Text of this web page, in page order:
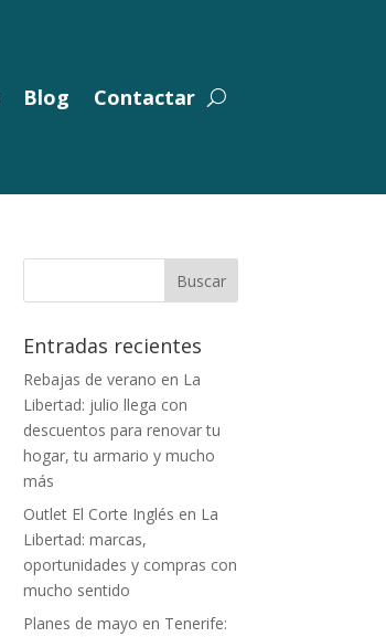
Blog Contactar
Entradas recientes
Rebajas de verano en La
Libertad: julio llega con
descuentos para renovar tu
hogar, tu armario y mucho
más
Outlet El Corte Inglés en La
Libertad: marcas,
oportunidades y compras con
mucho sentido
Planes de mayo en Tenerife: